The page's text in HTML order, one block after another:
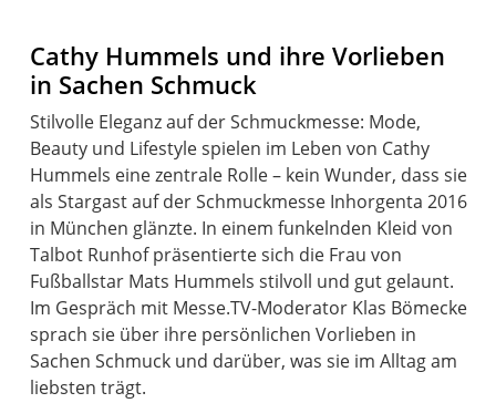
Cathy Hummels und ihre Vorlieben
in Sachen Schmuck
Stilvolle Eleganz auf der Schmuckmesse: Mode,
Beauty und Lifestyle spielen im Leben von Cathy
Hummels eine zentrale Rolle – kein Wunder, dass sie
als Stargast auf der Schmuckmesse Inhorgenta 2016
in München glänzte. In einem funkelnden Kleid von
Talbot Runhof präsentierte sich die Frau von
Fußballstar Mats Hummels stilvoll und gut gelaunt.
Im Gespräch mit Messe.TV-Moderator Klas Bömecke
sprach sie über ihre persönlichen Vorlieben in
Sachen Schmuck und darüber, was sie im Alltag am